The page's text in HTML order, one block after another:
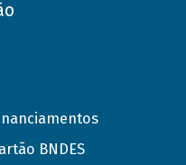
BNDES